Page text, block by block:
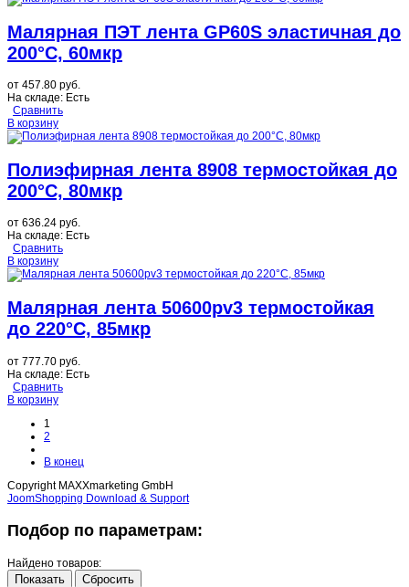
Малярная ПЭТ лента GP60S эластичная до
200°C, 60мкр
от 457.80 руб.
На складе: Есть
Сравнить
В корзину
Полиэфирная лента 8908 термостойкая до
200°C, 80мкр
от 636.24 руб.
На складе: Есть
Сравнить
В корзину
Малярная лента 50600pv3 термостойкая
до 220°C, 85мкр
от 777.70 руб.
На складе: Есть
Сравнить
В корзину
1
2
В конец
Copyright MAXXmarketing GmbH
JoomShopping Download & Support
Подбор по параметрам:
Найдено товаров:
Показать Сбросить